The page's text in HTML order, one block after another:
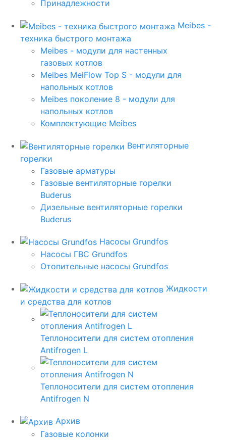
Принадлежности
Meibes -
техника быстрого монтажа
Meibes - модули для настенных
газовых котлов
Meibes MeiFlow Top S - модули для
напольных котлов
Meibes поколение 8 - модули для
напольных котлов
Комплектующие Meibes
Вентиляторные
горелки
Газовые арматуры
Газовые вентиляторные горелки
Buderus
Дизельные вентиляторные горелки
Buderus
Насосы Grundfos
Насосы ГВС Grundfos
Отопительные насосы Grundfos
Жидкости
и средства для котлов
Теплоносители для систем отопления
Antifrogen L
Теплоносители для систем отопления
Antifrogen N
Архив
Газовые колонки